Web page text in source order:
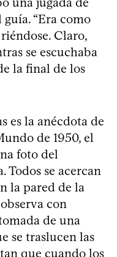
“Era como
Claro,
se escuchaba
la final de los
es la anécdota de
de 1950, el
foto del
Todos se acercan
la pared de la
con
de una
se traslucen las
que cuando los